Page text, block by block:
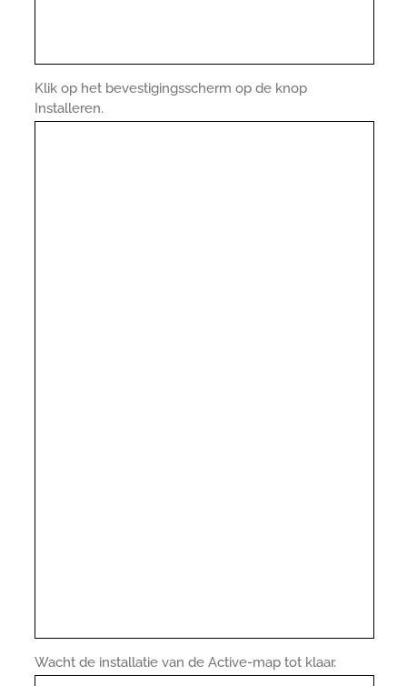
Klik op het bevestigingsscherm op de knop
Installeren.
Wacht de installatie van de Active-map tot klaar.